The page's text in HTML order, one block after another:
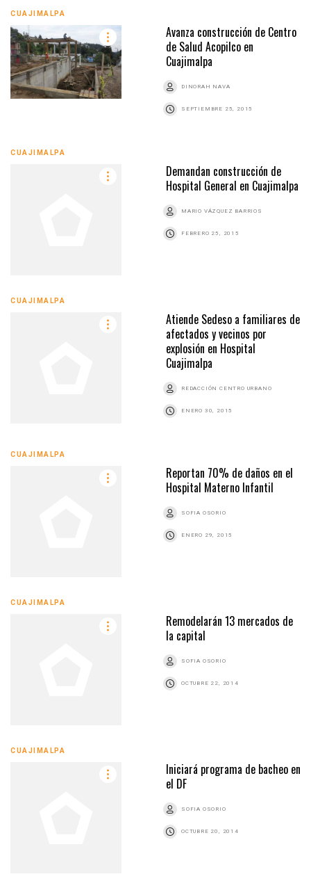
CUAJIMALPA
Avanza construcción de Centro
de Salud Acopilco en
Cuajimalpa
DINORAH NAVA
SEPTIEMBRE 25, 2015
CUAJIMALPA
Demandan construcción de
Hospital General en Cuajimalpa
MARIO VÁZQUEZ BARRIOS
FEBRERO 25, 2015
CUAJIMALPA
Atiende Sedeso a familiares de
afectados y vecinos por
explosión en Hospital
Cuajimalpa
REDACCIÓN CENTRO URBANO
ENERO 30, 2015
CUAJIMALPA
Reportan 70% de daños en el
Hospital Materno Infantil
SOFIA OSORIO
ENERO 29, 2015
CUAJIMALPA
Remodelarán 13 mercados de
la capital
SOFIA OSORIO
OCTUBRE 22, 2014
CUAJIMALPA
Iniciará programa de bacheo en
el DF
SOFIA OSORIO
OCTUBRE 20, 2014